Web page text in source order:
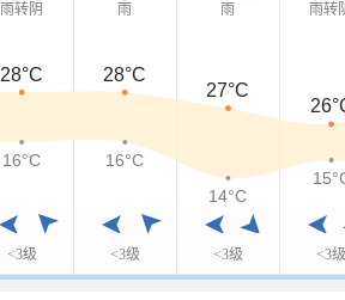
雨转阴
<3级
雨
<3级
雨
<3级
雨转
<3级
28°C 28°C
27°C
16°C
16°C
14°C